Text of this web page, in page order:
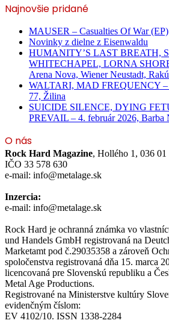
Najnovšie pridané
MAUSER – Casualties Of War (EP)
Novinky z dielne z Eisenwaldu
HUMANITY’S LAST BREATH,
WHITECHAPEL, LORNA
Arena Nova, Wiener Neustadt,
WALTARI, MAD FREQUENCY –
77, Žilina
SUICIDE SILENCE, DYING
PREVAIL – 4. február 2026, Barba
O nás
Rock Hard Magazine, Hollého 1, 036
IČO 33 578 630
e-mail: info@metalage.sk
Inzercia:
e-mail: info@metalage.sk
Rock Hard je ochranná známka vo
und Handels GmbH registrovaná na
Marketamt pod č.29035358 a zároveň
spoločenstva registrovaná dňa 15. marca
licencovaná pre Slovenskú republiku a
Metal Age Productions.
Registrované na Ministerstve kultúry
evidenčným číslom:
EV 4102/10. ISSN 1338-2284